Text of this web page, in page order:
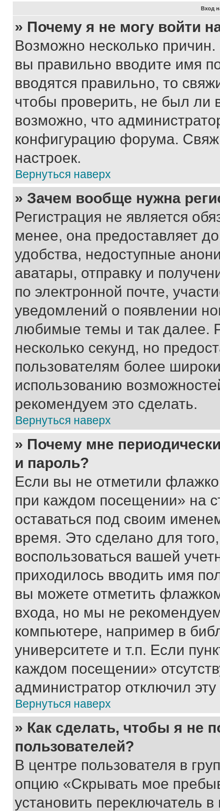
Вход
» Почему я не могу войти
Возможно несколько
вы правильно вводите имя
вводятся правильно, то
чтобы проверить, не был ли
возможно, что
конфигурацию форума.
настроек.
Вернуться наверх
» Зачем вообще нужна
Регистрация не является
менее, она предоставляет
удобства, недоступные
аватары, отправку и
по электронной почте,
уведомлений о появлении
любимые темы и так далее.
несколько секунд, но
пользователям более
использованию
рекомендуем это сделать.
Вернуться наверх
» Почему мне
и пароль?
Если вы не отметили
при каждом посещении» на
оставаться под своим
время. Это сделано для
воспользоваться вашей
приходилось вводить имя
вы можете отметить
входа, но мы не
компьютере, например в
университете и т.п. Если
каждом посещении»
администратор отключил
Вернуться наверх
» Как сделать, чтобы я не
пользователей?
В центре пользователя в
опцию «Скрывать мое
установить переключатель